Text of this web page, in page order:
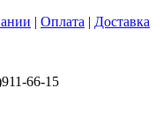
| Оплата | Доставка
66-15